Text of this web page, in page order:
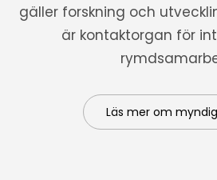
gäller forskning och
är kontaktorgan för
Läs mer om